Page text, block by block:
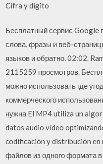
Cifra y dígito
Бесплатный сервис Google
слова, фразы и веб-
языков и обратно. 02:02.
2115259 просмотров.
можно использовать где
коммерческого
нужна El MP4 utiliza un
datos audio vídeo
codificación y distribución en
файлов из одного формата